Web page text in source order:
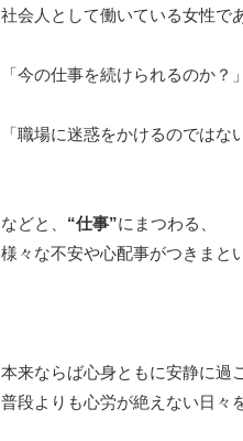
社会人として働いている女性で
「今の仕事を続けられるのか？」
「職場に迷惑をかけるのではな
などと、 “仕事”にまつわる、
様々な不安や心配事がつきまと
本来ならば心身ともに安静に過
普段よりも心労が絶えない日々